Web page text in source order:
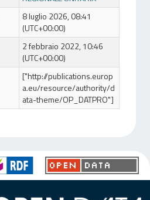
8 luglio 2026, 08:41
(UTC+00:00)
2 febbraio 2022, 10:46
(UTC+00:00)
["http://publications.europ
a.eu/resource/authority/d
ata-theme/OP_DATPRO"]